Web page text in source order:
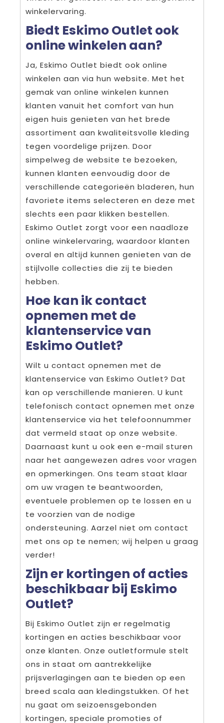
winkelervaring.
Biedt Eskimo Outlet ook
online winkelen aan?
Ja, Eskimo Outlet biedt ook online
winkelen aan via hun website. Met het
gemak van online winkelen kunnen
klanten vanuit het comfort van hun
eigen huis genieten van het brede
assortiment aan kwaliteitsvolle kleding
tegen voordelige prijzen. Door
simpelweg de website te bezoeken,
kunnen klanten eenvoudig door de
verschillende categorieën bladeren, hun
favoriete items selecteren en deze met
slechts een paar klikken bestellen.
Eskimo Outlet zorgt voor een naadloze
online winkelervaring, waardoor klanten
overal en altijd kunnen genieten van de
stijlvolle collecties die zij te bieden
hebben.
Hoe kan ik contact
opnemen met de
klantenservice van
Eskimo Outlet?
Wilt u contact opnemen met de
klantenservice van Eskimo Outlet? Dat
kan op verschillende manieren. U kunt
telefonisch contact opnemen met onze
klantenservice via het telefoonnummer
dat vermeld staat op onze website.
Daarnaast kunt u ook een e-mail sturen
naar het aangewezen adres voor vragen
en opmerkingen. Ons team staat klaar
om uw vragen te beantwoorden,
eventuele problemen op te lossen en u
te voorzien van de nodige
ondersteuning. Aarzel niet om contact
met ons op te nemen; wij helpen u graag
verder!
Zijn er kortingen of acties
beschikbaar bij Eskimo
Outlet?
Bij Eskimo Outlet zijn er regelmatig
kortingen en acties beschikbaar voor
onze klanten. Onze outletformule stelt
ons in staat om aantrekkelijke
prijsverlagingen aan te bieden op een
breed scala aan kledingstukken. Of het
nu gaat om seizoensgebonden
kortingen, speciale promoties of